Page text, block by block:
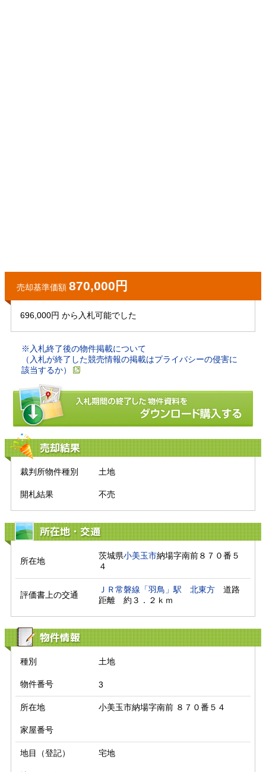
売却基準価額 870,000円
696,000円 から入札可能でした
※入札終了後の物件掲載について
（入札が終了した競売情報の掲載はプライバシーの侵害に
該当するか）
売却結果
裁判所物件種別 土地
開札結果 不売
所在地・交通
所在地
茨城県小美玉市納場字南前８７０番５
４
評価書上の交通
ＪＲ常磐線「羽鳥」駅 北東方 道路
距離　約３．２ｋｍ
物件情報
種別 土地
物件番号 3
所在地 小美玉市納場字南前 ８７０番５４
家屋番号
地目（登記） 宅地